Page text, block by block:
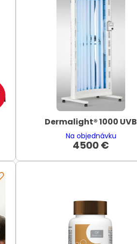
Dermalight® 1000 UVB
Na objednávku
4500 €